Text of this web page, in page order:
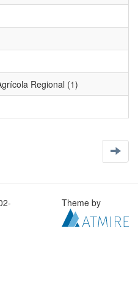
Regional (1)
Theme by